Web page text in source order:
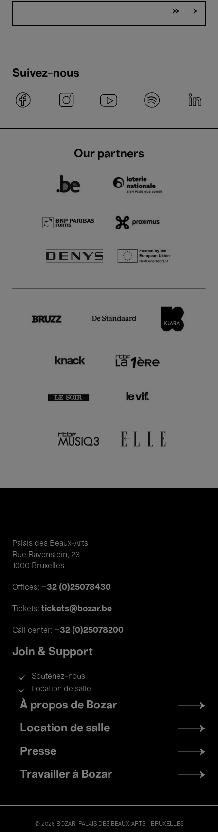
Suivez-nous
Our partners
Palais des Beaux-Arts
Rue Ravenstein, 23
1000 Bruxelles
Offices: +32 (0)25078430
Tickets: tickets@bozar.be
Call center: +32 (0)25078200
Join & Support
Soutenez-nous
Location de salle
Footer
menu
À propos de Bozar
Location de salle
Presse
Travailler à Bozar
© 2026 BOZAR. PALAIS DES BEAUX-ARTS - BRUXELLES